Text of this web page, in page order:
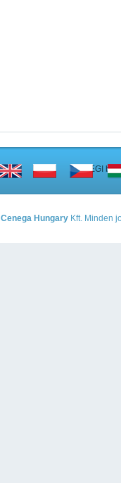
A PEGI
Cenega Hungary Kft. Minden